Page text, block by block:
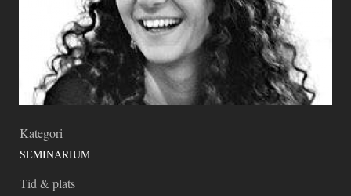
Kategori
SEMINARIUM
Tid & plats